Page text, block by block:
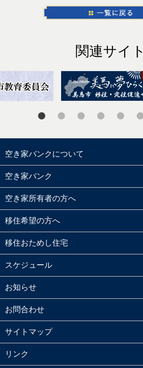
関連サイト
空き家バンクについて
空き家バンク
空き家所有者の方へ
移住希望の方へ
移住おためし住宅
スケジュール
お知らせ
お問合わせ
サイトマップ
リンク